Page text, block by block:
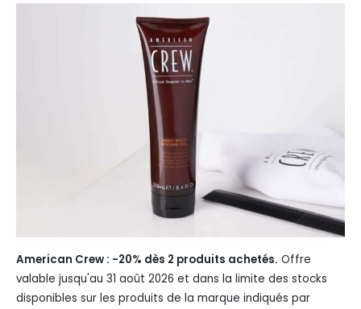
American Crew : -20% dès 2 produits achetés. Offre
valable jusqu'au 31 août 2026 et dans la limite des stocks
disponibles sur les produits de la marque indiqués par